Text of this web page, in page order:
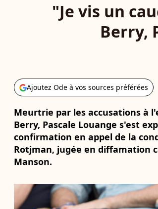
"Je vis un
Berry,
Ajoutez Ode à vos sources préférées
Meurtrie par les accusations à
Berry, Pascale Louange s'est
confirmation en appel de la
Rotjman, jugée en diffamation
Manson.